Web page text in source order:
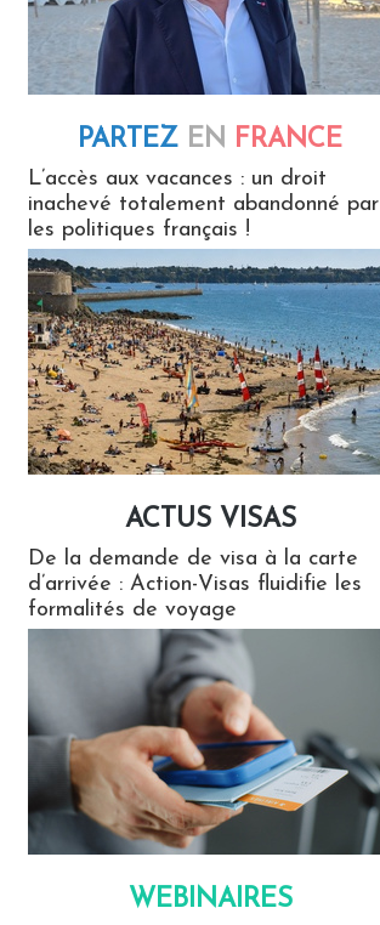
PARTEZ EN FRANCE
L’accès aux vacances : un droit
inachevé totalement abandonné par
les politiques français !
ACTUS VISAS
De la demande de visa à la carte
d’arrivée : Action-Visas fluidifie les
formalités de voyage
WEBINAIRES